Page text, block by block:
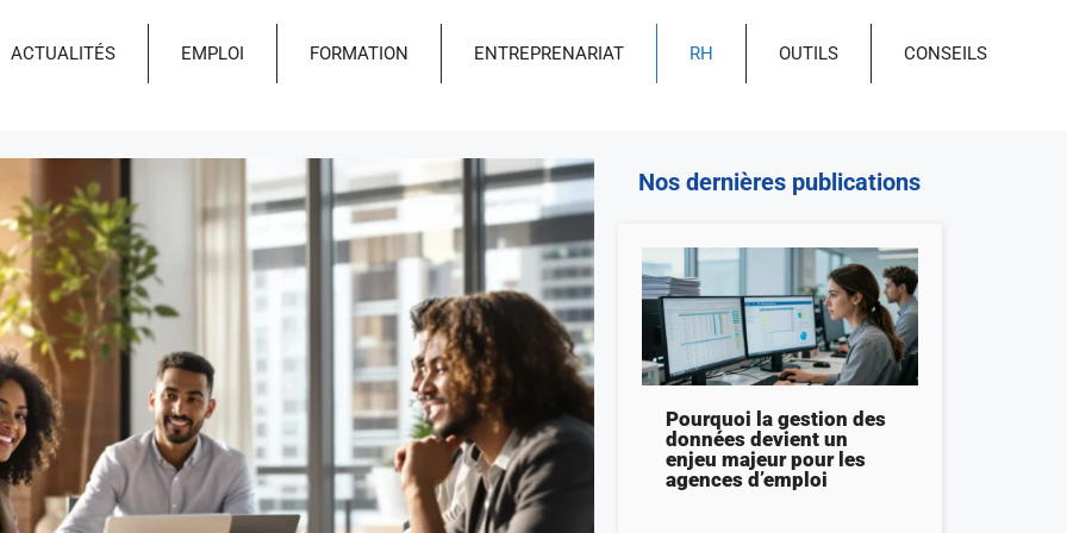
ACTUALITÉS EMPLOI FORMATION ENTREPRENARIAT RH OUTILS CONSEILS
Nos dernières publications
Pourquoi la gestion des
données devient un
enjeu majeur pour les
agences d’emploi